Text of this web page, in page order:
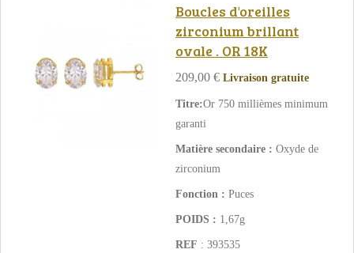
Boucles d'oreilles
zirconium brillant
ovale . OR 18K
209,00 € Livraison gratuite
Titre:Or 750 millièmes minimum
garanti
Matière secondaire : Oxyde de
zirconium
Fonction : Puces
POIDS : 1,67g
REF : 393535